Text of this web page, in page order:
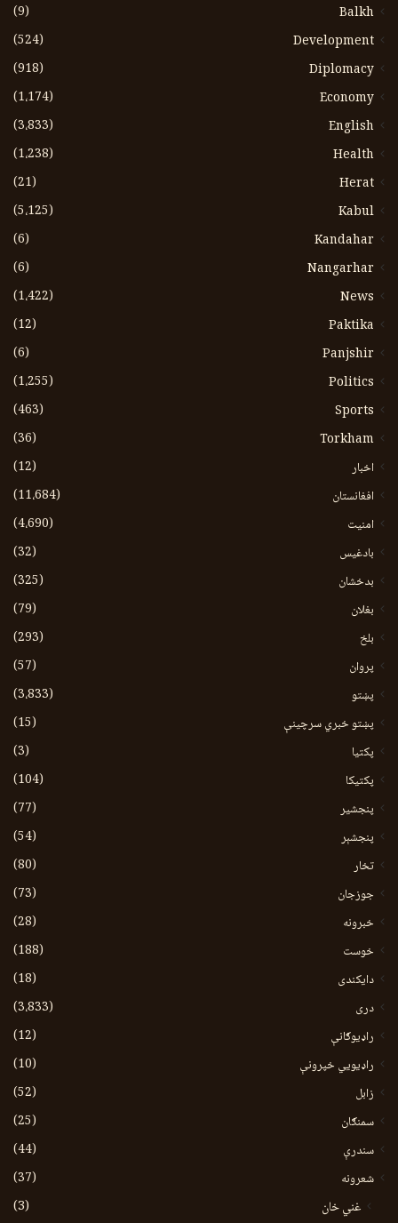
Balkh
(9)
Development
(524)
Diplomacy
(918)
Economy
(1،174)
English
(3،833)
Health
(1،238)
Herat
(21)
Kabul
(5،125)
Kandahar
(6)
Nangarhar
(6)
News
(1،422)
Paktika
(12)
Panjshir
(6)
Politics
(1،255)
Sports
(463)
Torkham
(36)
اخبار
(12)
افغانستان
(11،684)
امنیت
(4،690)
بادغیس
(32)
بدخشان
(325)
بغلان
(79)
بلخ
(293)
پروان
(57)
پښتو
(3،833)
پښتو خبري سرچينې
(15)
پکتيا
(3)
پکتیکا
(104)
پنجشیر
(77)
پنجشېر
(54)
تخار
(80)
جوزجان
(73)
خبرونه
(28)
خوست
(188)
دایکندی
(18)
دری
(3،833)
راډیوګانې
(12)
راډیويي خپرونې
(10)
زابل
(52)
سمنګان
(25)
سندرې
(44)
شعرونه
(37)
غني خان
(3)